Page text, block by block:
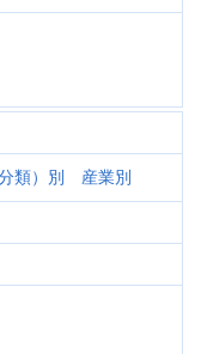
類）別 産業別